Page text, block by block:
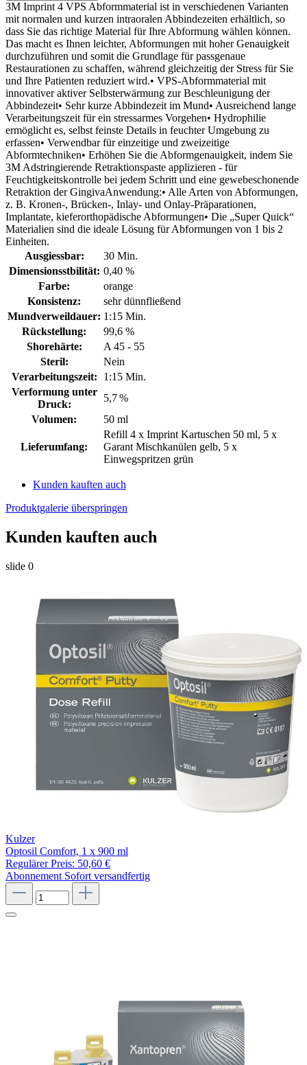
3M Imprint 4 VPS Abformmaterial ist in verschiedenen Varianten
mit normalen und kurzen intraoralen Abbindezeiten erhältlich, so
dass Sie das richtige Material für Ihre Abformung wählen können.
Das macht es Ihnen leichter, Abformungen mit hoher Genauigkeit
durchzuführen und somit die Grundlage für passgenaue
Restaurationen zu schaffen, während gleichzeitig der Stress für Sie
und Ihre Patienten reduziert wird.• VPS-Abformmaterial mit
innovativer aktiver Selbsterwärmung zur Beschleunigung der
Abbindezeit• Sehr kurze Abbindezeit im Mund• Ausreichend lange
Verarbeitungszeit für ein stressarmes Vorgehen• Hydrophilie
ermöglicht es, selbst feinste Details in feuchter Umgebung zu
erfassen• Verwendbar für einzeitige und zweizeitige
Abformtechniken• Erhöhen Sie die Abformgenauigkeit, indem Sie
3M Adstringierende Retraktionspaste applizieren - für
Feuchtigkeitskontrolle bei jedem Schritt und eine gewebeschonende
Retraktion der GingivaAnwendung:• Alle Arten von Abformungen,
z. B. Kronen-, Brücken-, Inlay- und Onlay-Präparationen,
Implantate, kieferorthopädische Abformungen• Die „Super Quick“
Materialien sind die ideale Lösung für Abformungen von 1 bis 2
Einheiten.
Ausgiessbar:
30 Min.
Dimensionsstbilität: 0,40 %
Farbe:
orange
Konsistenz:
sehr dünnfließend
Mundverweildauer: 1:15 Min.
Rückstellung:
99,6 %
Shorehärte:
A 45 - 55
Steril:
Nein
Verarbeitungszeit:
1:15 Min.
Verformung unter
Druck:
5,7 %
Volumen:
50 ml
Lieferumfang:
Refill 4 x Imprint Kartuschen 50 ml, 5 x
Garant Mischkanülen gelb, 5 x
Einwegspritzen grün
Kunden kauften auch
Produktgalerie überspringen
Kunden kauften auch
slide 0
Kulzer
Optosil Comfort, 1 x 900 ml
Regulärer Preis: 50,60 €
Abonnement Sofort versandfertig